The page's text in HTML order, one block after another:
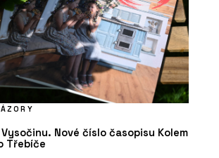
Nové číslo časopisu Kolem
Třebíče